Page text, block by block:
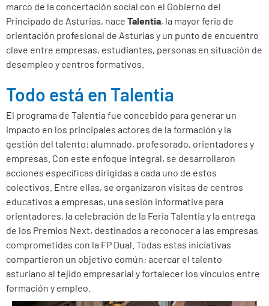
marco de la concertación social con el Gobierno del
Principado de Asturias, nace Talentia, la mayor feria de
orientación profesional de Asturias y un punto de encuentro
clave entre empresas, estudiantes, personas en situación de
desempleo y centros formativos.
Todo está en Talentia
El programa de Talentia fue concebido para generar un
impacto en los principales actores de la formación y la
gestión del talento: alumnado, profesorado, orientadores y
empresas. Con este enfoque integral, se desarrollaron
acciones específicas dirigidas a cada uno de estos
colectivos. Entre ellas, se organizaron visitas de centros
educativos a empresas, una sesión informativa para
orientadores, la celebración de la Feria Talentia y la entrega
de los Premios Next, destinados a reconocer a las empresas
comprometidas con la FP Dual. Todas estas iniciativas
compartieron un objetivo común: acercar el talento
asturiano al tejido empresarial y fortalecer los vínculos entre
formación y empleo.